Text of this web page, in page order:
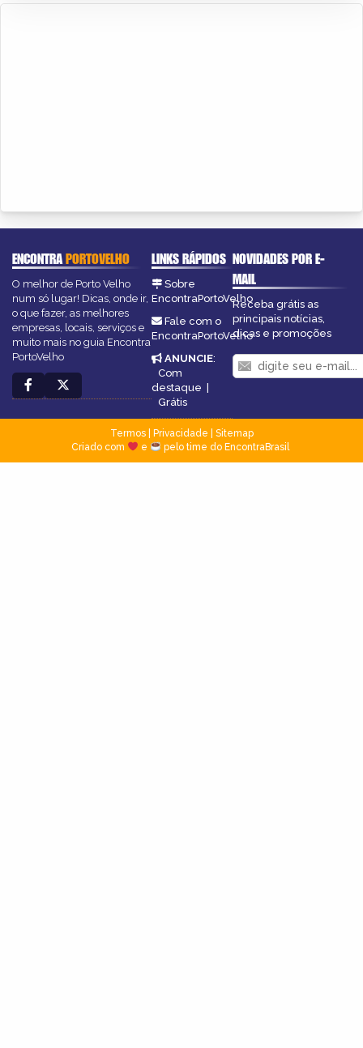
ENCONTRAPORTOVELHO
O melhor de Porto Velho
num só lugar! Dicas, onde ir,
o que fazer, as melhores
empresas, locais, serviços e
muito mais no guia Encontra
PortoVelho
LINKS RÁPIDOS
Sobre
EncontraPortoVelho
Fale com o
EncontraPortoVelho
ANUNCIE:
Com
destaque |
Grátis
NOVIDADES POR E-
MAIL
Receba grátis as
principais notícias,
dicas e promoções
Termos| Privacidade
Sitemap
Criado com
e pelo time do EncontraBrasil